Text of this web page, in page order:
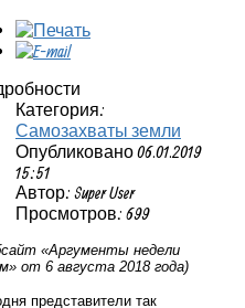
Категория:
Самозахваты земли
Опубликовано 06.01.2019
15:51
Автор: Super User
Просмотров: 699
«Аргументы недели
от 6 августа 2018 года)
представители так